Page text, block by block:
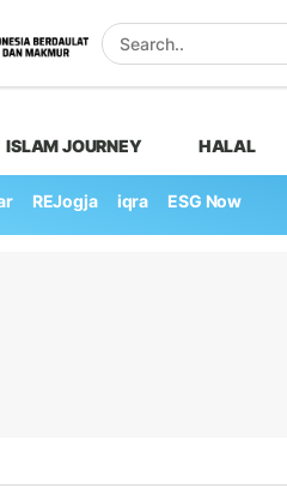
ISLAM JOURNEY HALAL
REJogja iqra ESG Now